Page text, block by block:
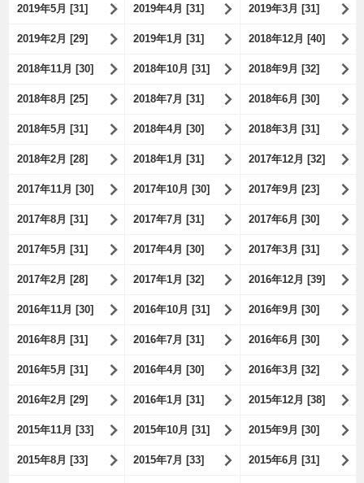
2019年5月 [31] 2019年4月 [31] 2019年3月 [31]
2019年2月 [29] 2019年1月 [31] 2018年12月 [40]
2018年11月 [30] 2018年10月 [31] 2018年9月 [32]
2018年8月 [25] 2018年7月 [31] 2018年6月 [30]
2018年5月 [31] 2018年4月 [30] 2018年3月 [31]
2018年2月 [28] 2018年1月 [31] 2017年12月 [32]
2017年11月 [30] 2017年10月 [30] 2017年9月 [23]
2017年8月 [31] 2017年7月 [31] 2017年6月 [30]
2017年5月 [31] 2017年4月 [30] 2017年3月 [31]
2017年2月 [28] 2017年1月 [32] 2016年12月 [39]
2016年11月 [30] 2016年10月 [31] 2016年9月 [30]
2016年8月 [31] 2016年7月 [31] 2016年6月 [30]
2016年5月 [31] 2016年4月 [30] 2016年3月 [32]
2016年2月 [29] 2016年1月 [31] 2015年12月 [38]
2015年11月 [33] 2015年10月 [31] 2015年9月 [30]
2015年8月 [33] 2015年7月 [33] 2015年6月 [31]